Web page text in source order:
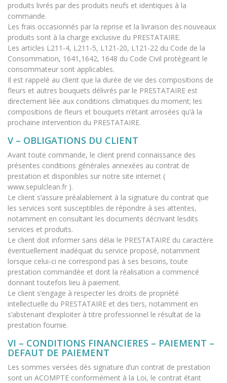
produits livrés par des produits neufs et identiques à la
commande.
Les frais occasionnés par la reprise et la livraison des nouveaux
produits sont à la charge exclusive du PRESTATAIRE.
Les articles L211-4, L211-5, L121-20, L121-22 du Code de la
Consommation, 1641,1642, 1648 du Code Civil protégeant le
consommateur sont applicables.
Il est rappelé au client que la durée de vie des compositions de
fleurs et autres bouquets délivrés par le PRESTATAIRE est
directement liée aux conditions climatiques du moment; les
compositions de fleurs et bouquets n’étant arrosées qu’à la
prochaine intervention du PRESTATAIRE.
V – OBLIGATIONS DU CLIENT
Avant toute commande, le client prend connaissance des
présentes conditions générales annexées au contrat de
prestation et disponibles sur notre site internet (
www.sepulclean.fr ).
Le client s’assure préalablement à la signature du contrat que
les services sont susceptibles de répondre à ses attentes,
notamment en consultant les documents décrivant lesdits
services et produits.
Le client doit informer sans délai le PRESTATAIRE du caractère
éventuellement inadéquat du service proposé, notamment
lorsque celui-ci ne correspond pas à ses besoins, toute
prestation commandée et dont la réalisation a commencé
donnant toutefois lieu à paiement.
Le client s’engage à respecter les droits de propriété
intellectuelle du PRESTATAIRE et des tiers, notamment en
s’abstenant d’exploiter à titre professionnel le résultat de la
prestation fournie.
VI – CONDITIONS FINANCIERES – PAIEMENT –
DEFAUT DE PAIEMENT
Les sommes versées dès signature d’un contrat de prestation
sont un ACOMPTE conformément à la Loi, le contrat étant